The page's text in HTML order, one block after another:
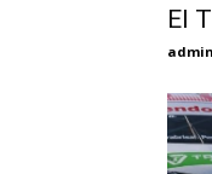
El
admin